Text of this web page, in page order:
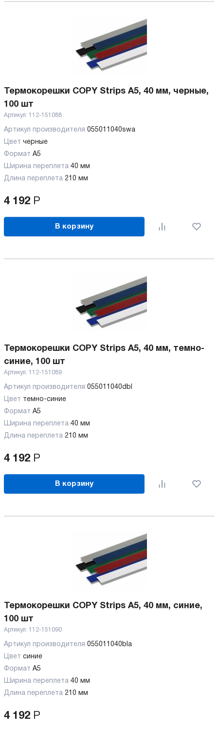
Термокорешки COPY Strips A5, 40 мм, черные,
100 шт
Артикул: 112-151088
Артикул производителя 055011040swa
Цвет черные
Формат A5
Ширина переплета 40 мм
Длина переплета 210 мм
4 192 Р
В корзину
Термокорешки COPY Strips A5, 40 мм, темно-
синие, 100 шт
Артикул: 112-151089
Артикул производителя 055011040dbl
Цвет темно-синие
Формат A5
Ширина переплета 40 мм
Длина переплета 210 мм
4 192 Р
В корзину
Термокорешки COPY Strips A5, 40 мм, синие,
100 шт
Артикул: 112-151090
Артикул производителя 055011040bla
Цвет синие
Формат A5
Ширина переплета 40 мм
Длина переплета 210 мм
4 192 Р